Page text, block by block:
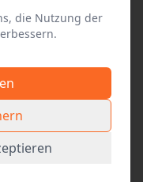
Tickets
16:00
die Nutzung der